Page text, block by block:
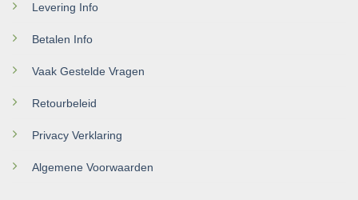
Levering Info
Betalen Info
Vaak Gestelde Vragen
Retourbeleid
Privacy Verklaring
Algemene Voorwaarden